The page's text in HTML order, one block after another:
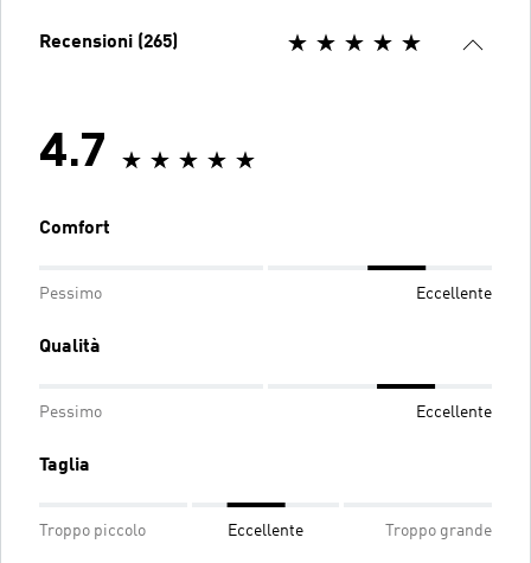
Recensioni (265)
4.7
Comfort
Pessimo Eccellente
Qualità
Pessimo Eccellente
Taglia
Troppo piccolo Eccellente Troppo grande